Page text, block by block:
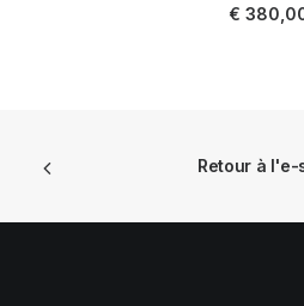
€
Retour à l'e-